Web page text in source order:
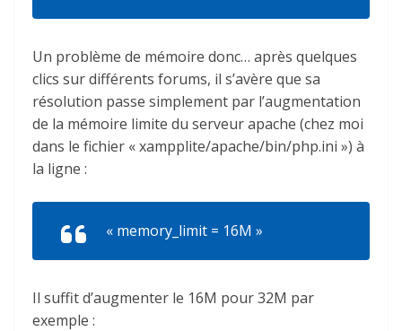
Un problème de mémoire donc… après quelques
clics sur différents forums, il s’avère que sa
résolution passe simplement par l’augmentation
de la mémoire limite du serveur apache (chez moi
dans le fichier « xampplite/apache/bin/php.ini ») à
la ligne :
« memory_limit = 16M »
Il suffit d’augmenter le 16M pour 32M par
exemple :